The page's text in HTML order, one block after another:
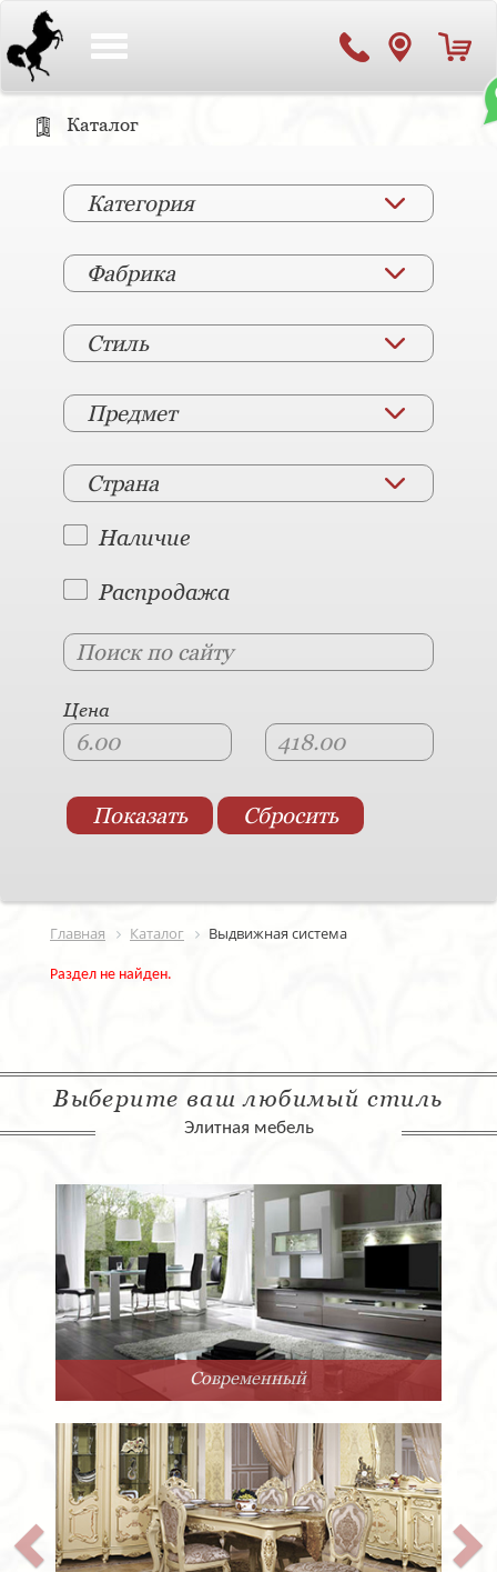
Каталог
Категория
Фабрика
Стиль
Предмет
Страна
Наличие
Распродажа
Цена
Главная Каталог Выдвижная система
Раздел не найден.
Выберите ваш любимый стиль
Элитная мебель
Современный